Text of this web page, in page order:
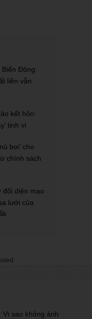
Biển Đông:
liền vẫn
kết hôn:
tinh vi
bơi’ cho
chính sách
đổi diện mạo
lưới của
Vì sao không ảnh